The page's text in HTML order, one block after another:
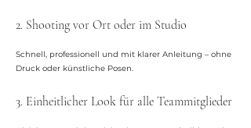
2. Shooting vor Ort oder im Studio
Schnell, professionell und mit klarer Anleitung – ohne
Druck oder künstliche Posen.
3. Einheitlicher Look für alle Teammitglieder